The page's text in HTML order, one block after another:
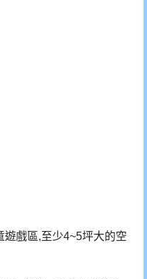
戲區,至少4~5坪大的空